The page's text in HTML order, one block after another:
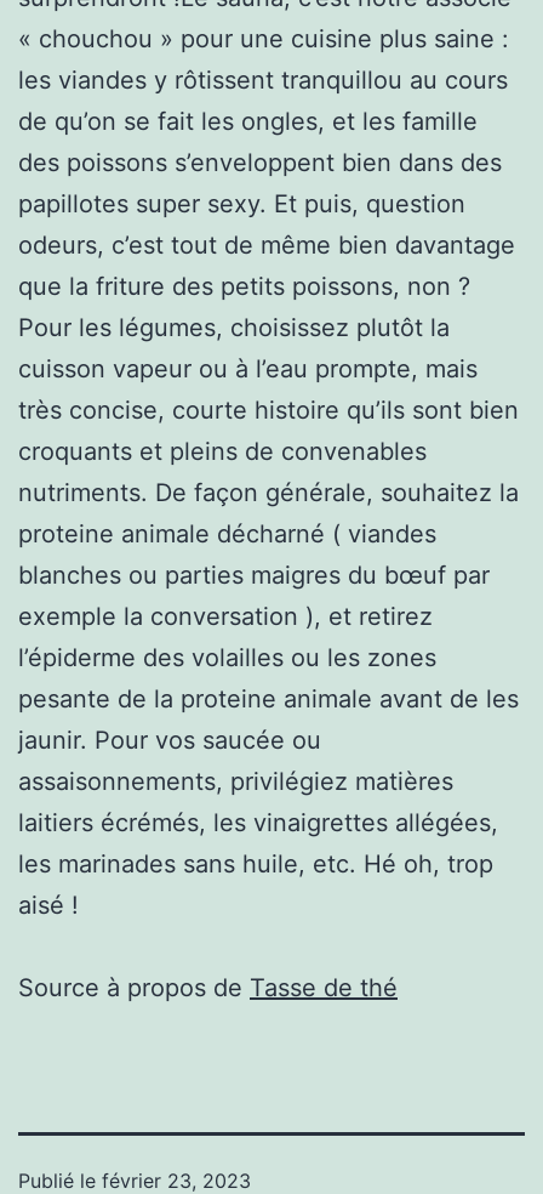
« chouchou » pour une cuisine plus saine :
les viandes y rôtissent tranquillou au cours
de qu’on se fait les ongles, et les famille
des poissons s’enveloppent bien dans des
papillotes super sexy. Et puis, question
odeurs, c’est tout de même bien davantage
que la friture des petits poissons, non ?
Pour les légumes, choisissez plutôt la
cuisson vapeur ou à l’eau prompte, mais
très concise, courte histoire qu’ils sont bien
croquants et pleins de convenables
nutriments. De façon générale, souhaitez la
proteine animale décharné ( viandes
blanches ou parties maigres du bœuf par
exemple la conversation ), et retirez
l’épiderme des volailles ou les zones
pesante de la proteine animale avant de les
jaunir. Pour vos saucée ou
assaisonnements, privilégiez matières
laitiers écrémés, les vinaigrettes allégées,
les marinades sans huile, etc. Hé oh, trop
aisé !
Source à propos de Tasse de thé
Publié le février 23, 2023